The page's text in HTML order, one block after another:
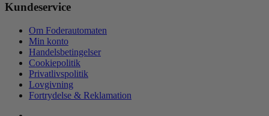
Kundeservice
Om Foderautomaten
Min konto
Handelsbetingelser
Cookiepolitik
Privatlivspolitik
Lovgivning
Fortrydelse & Reklamation